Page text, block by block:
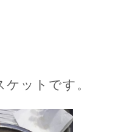
ットです。